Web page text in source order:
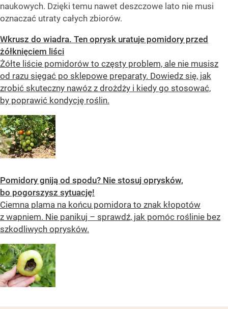
naukowych. Dzięki temu nawet deszczowe lato nie musi
oznaczać utraty całych zbiorów.
Wkrusz do wiadra. Ten oprysk uratuje pomidory przed
żółknięciem liści
Żółte liście pomidorów to częsty problem, ale nie musisz
od razu sięgać po sklepowe preparaty. Dowiedz się, jak
zrobić skuteczny nawóz z drożdży i kiedy go stosować,
by poprawić kondycję roślin.
Pomidory gniją od spodu? Nie stosuj oprysków,
bo pogorszysz sytuację!
Ciemna plama na końcu pomidora to znak kłopotów
z wapniem. Nie panikuj – sprawdź, jak pomóc roślinie bez
szkodliwych oprysków.